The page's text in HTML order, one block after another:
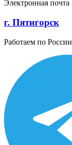
Электронная почта
г. Пятигорск
Работаем по России